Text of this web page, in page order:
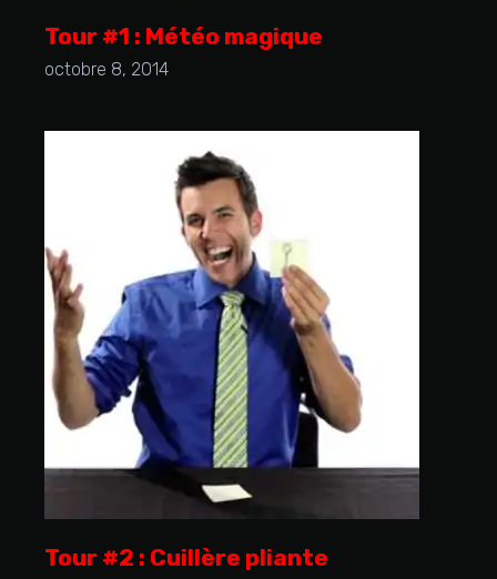
Tour #1 : Météo magique
octobre 8, 2014
Tour #2 : Cuillère pliante